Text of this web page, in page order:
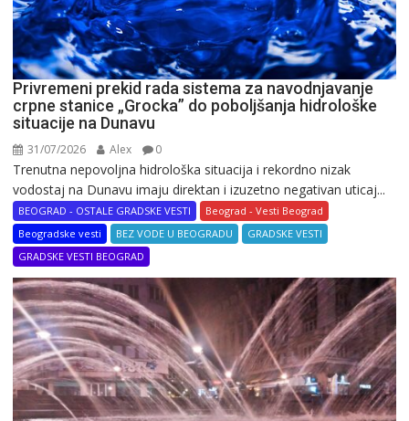
Privremeni prekid rada sistema za navodnjavanje
crpne stanice „Grocka” do poboljšanja hidrološke
situacije na Dunavu
31/07/2026 Alex 0
Trenutna nepovoljna hidrološka situacija i rekordno nizak
vodostaj na Dunavu imaju direktan i izuzetno negativan uticaj...
BEOGRAD - OSTALE GRADSKE VESTI
Beograd - Vesti Beograd
Beogradske vesti
BEZ VODE U BEOGRADU
GRADSKE VESTI
GRADSKE VESTI BEOGRAD